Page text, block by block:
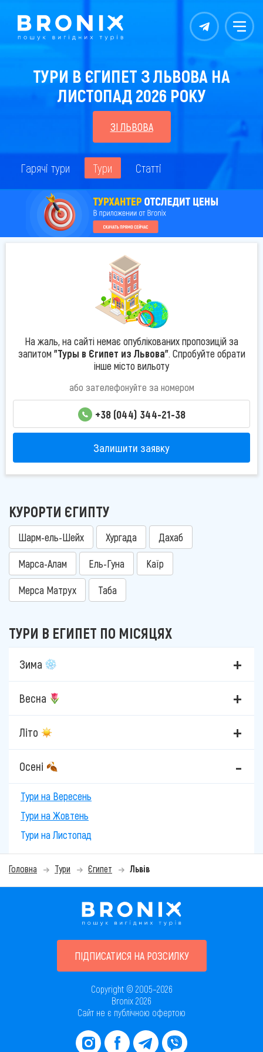
Контакты Меню
ТУРИ В ЄГИПЕТ З ЛЬВОВА НА
ЛИСТОПАД 2026 РОКУ
ЗІ ЛЬВОВА
Гарячі тури Тури Статті
На жаль, на сайті немає опублікованих пропозицій за
запитом "Туры в Єгипет из Львова". Спробуйте обрати
інше місто вильоту
або зателефонуйте за номером
+38 (044) 344-21-38
Залишити заявку
КУРОРТИ ЄГИПТУ
Шарм-ель-Шейх Хургада Дахаб
Марса-Алам Ель-Гуна Каїр
Мерса Матрух Таба
ТУРИ В ЕГИПЕТ ПО МІСЯЦЯХ
Зима
Весна
Літо
Осені
Тури на Вересень
Тури на Жовтень
Тури на Листопад
Головна Тури Єгипет Львів
ПІДПИСАТИСЯ НА РОЗСИЛКУ
Copyright © 2005–2026
Bronix 2026
Сайт не є публічною офертою